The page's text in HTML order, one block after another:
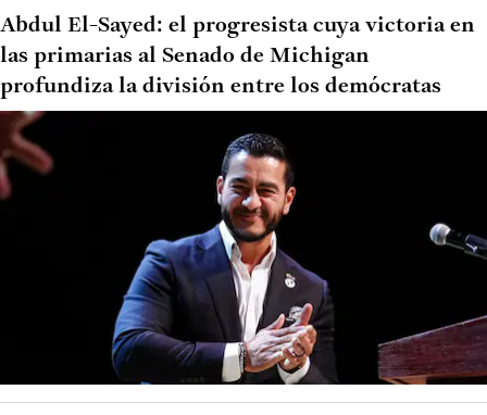
Abdul El-Sayed: el progresista cuya victoria en
las primarias al Senado de Michigan
profundiza la división entre los demócratas